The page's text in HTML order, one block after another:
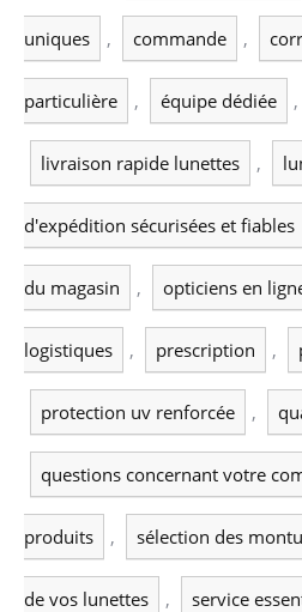
uniques , commande ,
particulière , équipe dédiée ,
livraison rapide lunettes ,
d'expédition sécurisées et fiables
du magasin , opticiens en
logistiques , prescription ,
protection uv renforcée ,
questions concernant votre
produits , sélection des
de vos lunettes , service